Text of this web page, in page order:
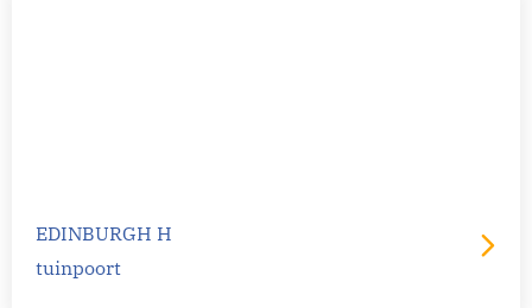
EDINBURGH H
tuinpoort